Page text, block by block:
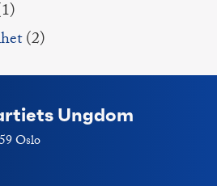
(2)
Ungdom
Oslo